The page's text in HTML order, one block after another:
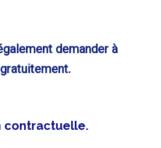
demander à
contractuelle.